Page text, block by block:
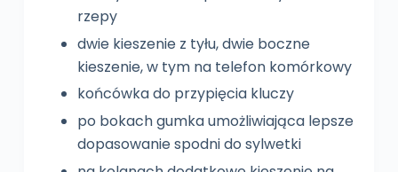
rzepy
dwie kieszenie z tyłu, dwie boczne
kieszenie, w tym na telefon komórkowy
końcówka do przypięcia kluczy
po bokach gumka umożliwiająca lepsze
dopasowanie spodni do sylwetki